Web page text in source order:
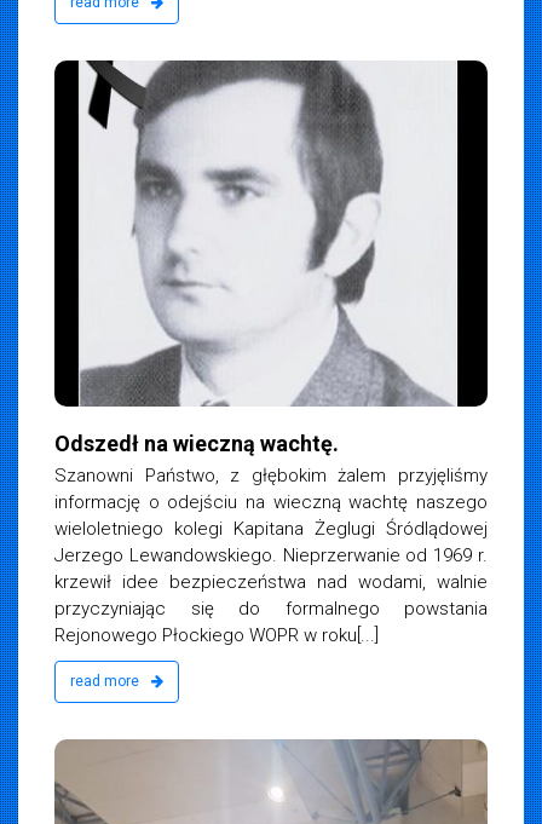
Odszedł na wieczną wachtę.
Szanowni Państwo, z głębokim żalem przyjęliśmy
informację o odejściu na wieczną wachtę naszego
wieloletniego kolegi Kapitana Żeglugi Śródlądowej
Jerzego Lewandowskiego. Nieprzerwanie od 1969 r.
krzewił idee bezpieczeństwa nad wodami, walnie
przyczyniając się do formalnego powstania
Rejonowego Płockiego WOPR w roku[...]
read more